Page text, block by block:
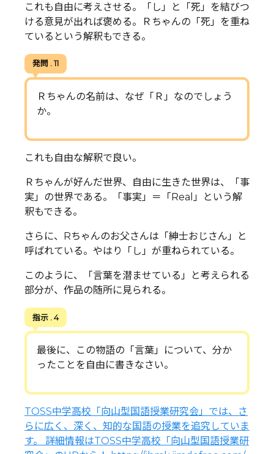
これも自由に考えさせる。「し」と「死」を結びつ
ける意見が出れば褒める。Ｒちゃんの「死」を重ね
ているという解釈もできる。
発問 . 11
Ｒちゃんの名前は、なぜ「Ｒ」なのでしょう
か。
これも自由な解釈で良い。
Ｒちゃんが好んだ世界、自由に生きた世界は、「事
実」の世界である。「事実」＝「Real」という解
釈もできる。
さらに、Rちゃんのお父さんは「紳士おじさん」と
呼ばれている。やはり「し」が重ねられている。
このように、「言葉を潜ませている」と考えられる
部分が、作品の随所に見られる。
指示 . 4
最後に、この物語の「言葉」について、分か
ったことを自由に書きなさい。
TOSS中学高校「向山型国語授業研究会」では、さ
らに広く、深く、知的な国語の授業を追究していま
す。 詳細情報はTOSS中学高校「向山型国語授業研